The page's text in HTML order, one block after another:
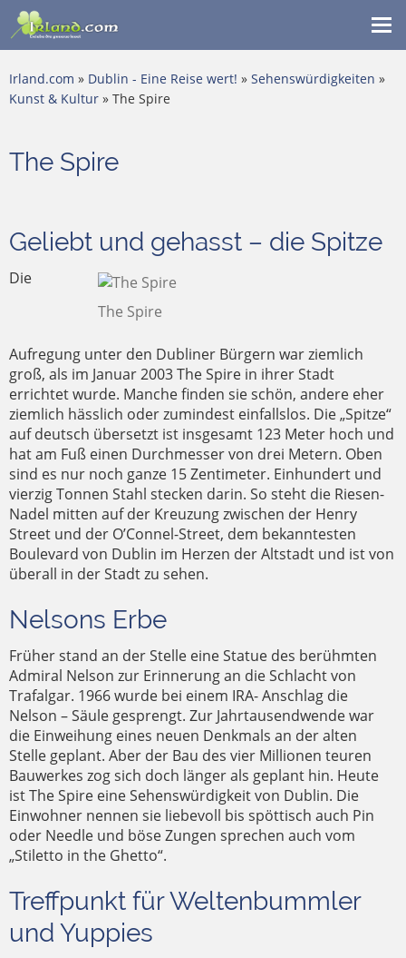
Irland.com » Dublin - Eine Reise wert! » Sehenswürdigkeiten »
Kunst & Kultur » The Spire
The Spire
Geliebt und gehasst – die Spitze
The Spire
Die
Aufregung unter den Dubliner Bürgern war ziemlich
groß, als im Januar 2003 The Spire in ihrer Stadt
errichtet wurde. Manche finden sie schön, andere eher
ziemlich hässlich oder zumindest einfallslos. Die „Spitze“
auf deutsch übersetzt ist insgesamt 123 Meter hoch und
hat am Fuß einen Durchmesser von drei Metern. Oben
sind es nur noch ganze 15 Zentimeter. Einhundert und
vierzig Tonnen Stahl stecken darin. So steht die Riesen-
Nadel mitten auf der Kreuzung zwischen der Henry
Street und der O’Connel-Street, dem bekanntesten
Boulevard von Dublin im Herzen der Altstadt und ist von
überall in der Stadt zu sehen.
Nelsons Erbe
Früher stand an der Stelle eine Statue des berühmten
Admiral Nelson zur Erinnerung an die Schlacht von
Trafalgar. 1966 wurde bei einem IRA- Anschlag die
Nelson – Säule gesprengt. Zur Jahrtausendwende war
die Einweihung eines neuen Denkmals an der alten
Stelle geplant. Aber der Bau des vier Millionen teuren
Bauwerkes zog sich doch länger als geplant hin. Heute
ist The Spire eine Sehenswürdigkeit von Dublin. Die
Einwohner nennen sie liebevoll bis spöttisch auch Pin
oder Needle und böse Zungen sprechen auch vom
„Stiletto in the Ghetto“.
Treffpunkt für Weltenbummler
und Yuppies